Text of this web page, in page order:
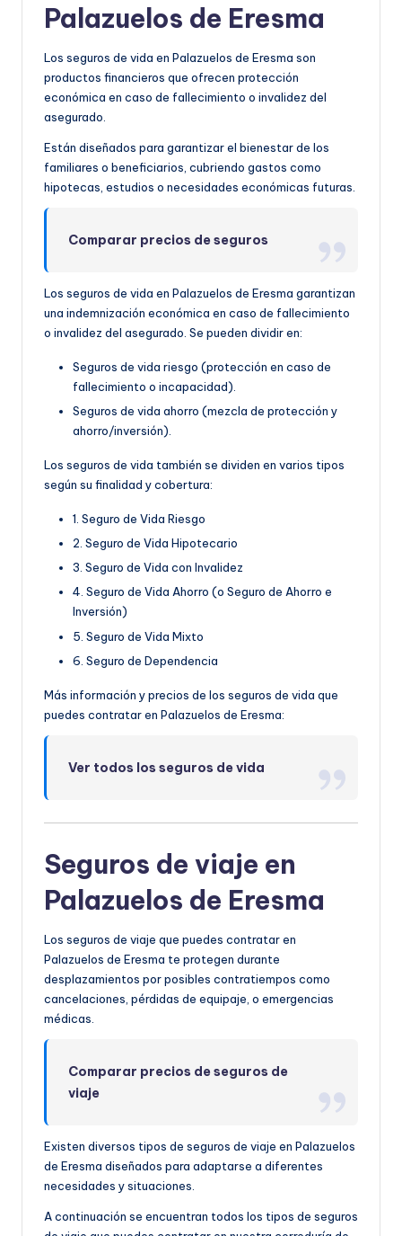
Palazuelos de Eresma
Los seguros de vida en Palazuelos de Eresma son
productos financieros que ofrecen protección
económica en caso de fallecimiento o invalidez del
asegurado.
Están diseñados para garantizar el bienestar de los
familiares o beneficiarios, cubriendo gastos como
hipotecas, estudios o necesidades económicas futuras.
Comparar precios de seguros
Los seguros de vida en Palazuelos de Eresma garantizan
una indemnización económica en caso de fallecimiento
o invalidez del asegurado. Se pueden dividir en:
Seguros de vida riesgo (protección en caso de
fallecimiento o incapacidad).
Seguros de vida ahorro (mezcla de protección y
ahorro/inversión).
Los seguros de vida también se dividen en varios tipos
según su finalidad y cobertura:
1. Seguro de Vida Riesgo
2. Seguro de Vida Hipotecario
3. Seguro de Vida con Invalidez
4. Seguro de Vida Ahorro (o Seguro de Ahorro e
Inversión)
5. Seguro de Vida Mixto
6. Seguro de Dependencia
Más información y precios de los seguros de vida que
puedes contratar en Palazuelos de Eresma:
Ver todos los seguros de vida
Seguros de viaje en
Palazuelos de Eresma
Los seguros de viaje que puedes contratar en
Palazuelos de Eresma te protegen durante
desplazamientos por posibles contratiempos como
cancelaciones, pérdidas de equipaje, o emergencias
médicas.
Comparar precios de seguros de
viaje
Existen diversos tipos de seguros de viaje en Palazuelos
de Eresma diseñados para adaptarse a diferentes
necesidades y situaciones.
A continuación se encuentran todos los tipos de seguros